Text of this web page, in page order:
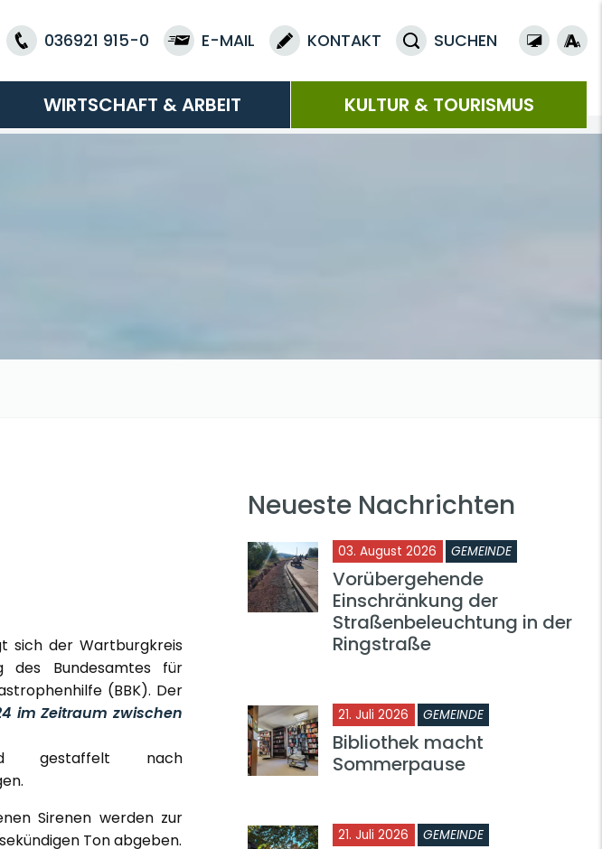
036921 915-0 E-MAIL KONTAKT SUCHEN
WIRTSCHAFT & ARBEIT KULTUR & TOURISMUS
sich der Wartburgkreis
des Bundesamtes für
(BBK). Der
im Zeitraum zwischen
gestaffelt nach
Sirenen werden zur
Ton abgeben.
Neueste Nachrichten
03. August 2026 GEMEINDE
Vorübergehende
Einschränkung der
Straßenbeleuchtung in der
Ringstraße
21. Juli 2026 GEMEINDE
Bibliothek macht
Sommerpause
21. Juli 2026 GEMEINDE